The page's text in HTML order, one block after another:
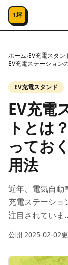
コンテンツへスキ
1坪
ホーム›EV充電スタン
EV充電スタンド
EV充電
トとは
ってお
用法
近年、電気自動
充電ステーショ
注目されていま
公開 2025-02-02